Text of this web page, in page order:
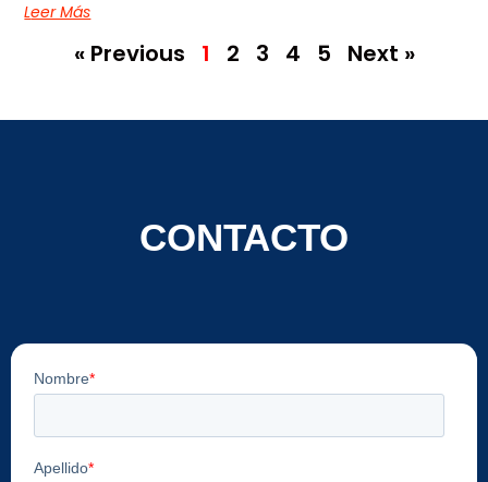
Leer Más
« Previous 1 2 3 4 5 Next »
CONTACTO